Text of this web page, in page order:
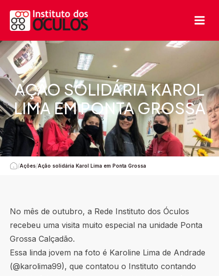
AÇÃO SOLIDÁRIA KAROL
LIMA EM PONTA GROSSA
/Ações/Ação solidária Karol Lima em Ponta Grossa
No mês de outubro, a Rede Instituto dos Óculos
recebeu uma visita muito especial na unidade Ponta
Grossa Calçadão.
Essa linda jovem na foto é Karoline Lima de Andrade
(@karolima99), que contatou o Instituto contando